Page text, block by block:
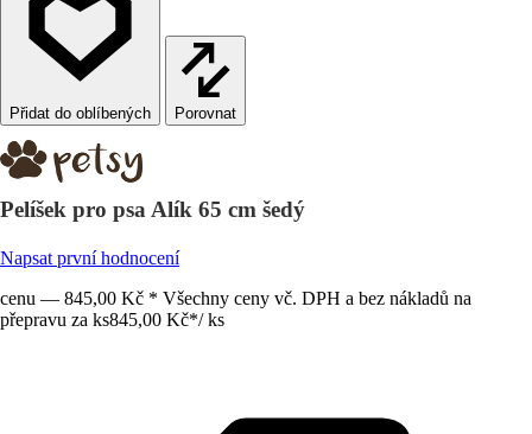
Porovnat
Pelíšek pro psa Alík 65 cm šedý
Napsat první hodnocení
cenu — 845,00 Kč * Všechny ceny vč. DPH a bez nákladů na
přepravu za ks845,00 Kč*/ ks